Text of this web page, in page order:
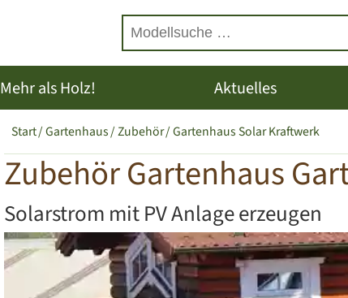
Mehr als Holz! Aktuelles
Start Gartenhaus Zubehör Gartenhaus Solar Kraftwerk
Zubehör Gartenhaus
Solarstrom mit PV Anlage erzeugen